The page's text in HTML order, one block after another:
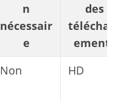
n
nécessair
e
des
ements
Non HD